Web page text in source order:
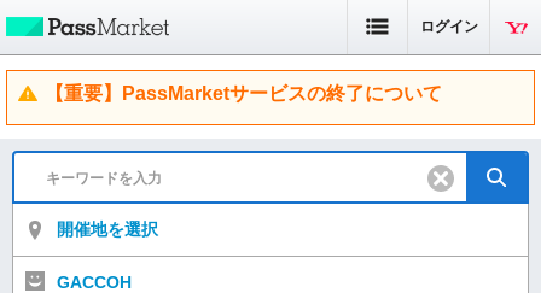
ログイン
【重要】PassMarketサービスの終了について
開催地を選択
GACCOH